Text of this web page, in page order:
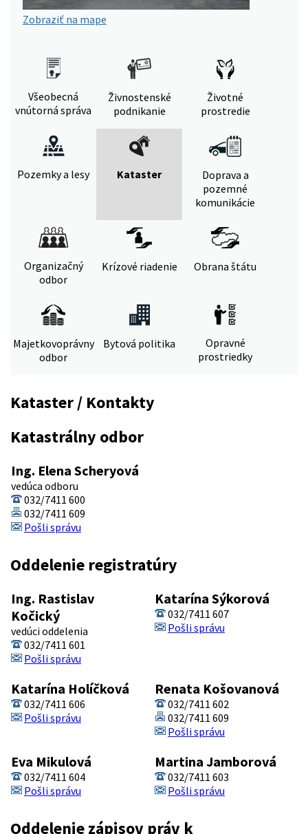
Zobraziť na mape
Všeobecná
vnútorná správa
Živnostenské
podnikanie
Životné
prostredie
Pozemky a lesy Kataster
Doprava a
pozemné
komunikácie
Organizačný
odbor
Krízové riadenie Obrana štátu
Majetkovoprávny
odbor
Bytová politika
Opravné
prostriedky
Kataster / Kontakty
Katastrálny odbor
Ing. Elena Scheryová
vedúca odboru
032/7411 600
032/7411 609
Pošli správu
Oddelenie registratúry
Ing. Rastislav
Kočický
vedúci oddelenia
032/7411 601
Pošli správu
Katarína Sýkorová
032/7411 607
Pošli správu
Katarína Holíčková
032/7411 606
Pošli správu
Renata Košovanová
032/7411 602
032/7411 609
Pošli správu
Eva Mikulová
032/7411 604
Pošli správu
Martina Jamborová
032/7411 603
Pošli správu
Oddelenie zápisov práv k